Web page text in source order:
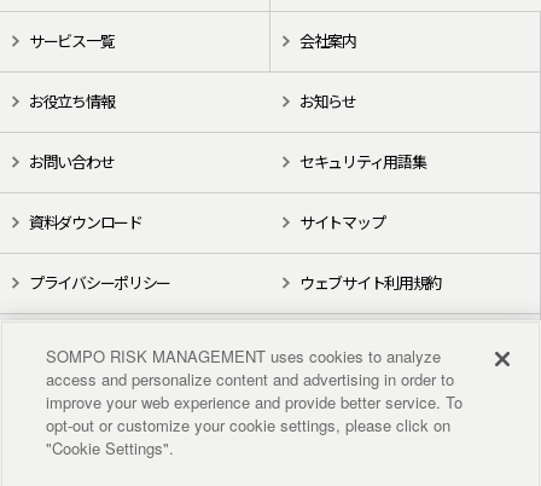
サービス一覧 会社案内
お役立ち情報 お知らせ
お問い合わせ セキュリティ用語集
資料ダウンロード サイトマップ
プライバシーポリシー ウェブサイト利用規約
X（旧Twitter） YouTube
SOMPO RISK MANAGEMENT uses cookies to analyze
access and personalize content and advertising in order to
improve your web experience and provide better service. To
opt-out or customize your cookie settings, please click on
"Cookie Settings".